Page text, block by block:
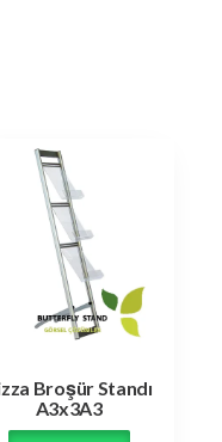
Broşür Standı
A3x3A3